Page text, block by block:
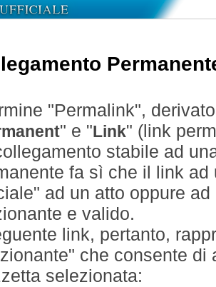
"Permalink",
" e " Link" (link
stabile ad
fa sì che il link
ad un atto oppure
e valido.
link, pertanto,
che consente
selezionata: